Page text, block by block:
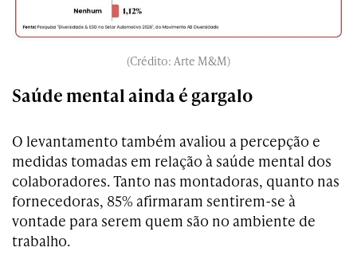
(Crédito: Arte M&M)
Saúde mental ainda é gargalo
O levantamento também avaliou a percepção e
medidas tomadas em relação à saúde mental dos
colaboradores. Tanto nas montadoras, quanto nas
fornecedoras, 85% afirmaram sentirem-se à
vontade para serem quem são no ambiente de
trabalho.